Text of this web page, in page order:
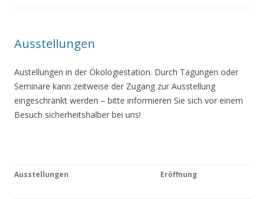
Ausstellungen
Austellungen in der Ökologiestation. Durch Tagungen oder
Seminare kann zeitweise der Zugang zur Ausstellung
eingeschränkt werden – bitte informieren Sie sich vor einem
Besuch sicherheitshalber bei uns!
Ausstellungen Eröffnung